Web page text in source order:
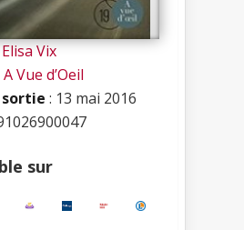
Elisa Vix
A Vue d’Oeil
sortie : 13 mai 2016
sur